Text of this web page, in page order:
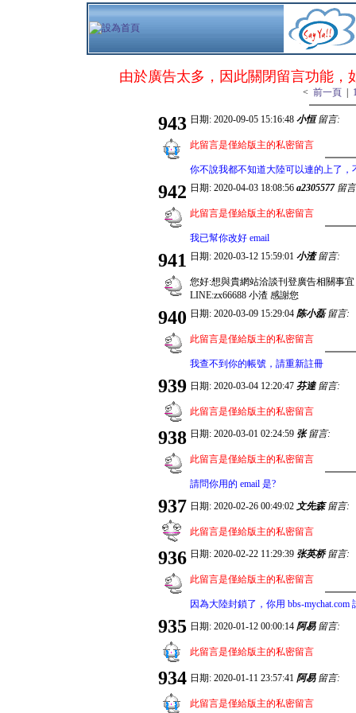
由於廣告太多，因此關閉留言功能，
< 前一頁|
943 日期: 2020-09-05 15:16:48 小恒留言:
此留言是僅給版主的私密留言
你不說我都不知道大陸可以連的上了，
942 日期: 2020-04-03 18:08:56 a2305577留
此留言是僅給版主的私密留言
我已幫你改好 email
941 日期: 2020-03-12 15:59:01 小渣留言:
您好:想與貴網站洽談刊登廣告相關事宜
LINE:zx66688 小渣 感謝您
940 日期: 2020-03-09 15:29:04 陈小磊留言:
此留言是僅給版主的私密留言
我查不到你的帳號，請重新註冊
939 日期: 2020-03-04 12:20:47 芬達留言:
此留言是僅給版主的私密留言
938 日期: 2020-03-01 02:24:59 张留言:
此留言是僅給版主的私密留言
請問你用的 email 是?
937 日期: 2020-02-26 00:49:02 文先森留言:
此留言是僅給版主的私密留言
936 日期: 2020-02-22 11:29:39 张英桥留言:
此留言是僅給版主的私密留言
因為大陸封鎖了，你用 bbs-mychat.com
935 日期: 2020-01-12 00:00:14 阿易留言:
此留言是僅給版主的私密留言
934 日期: 2020-01-11 23:57:41 阿易留言:
此留言是僅給版主的私密留言